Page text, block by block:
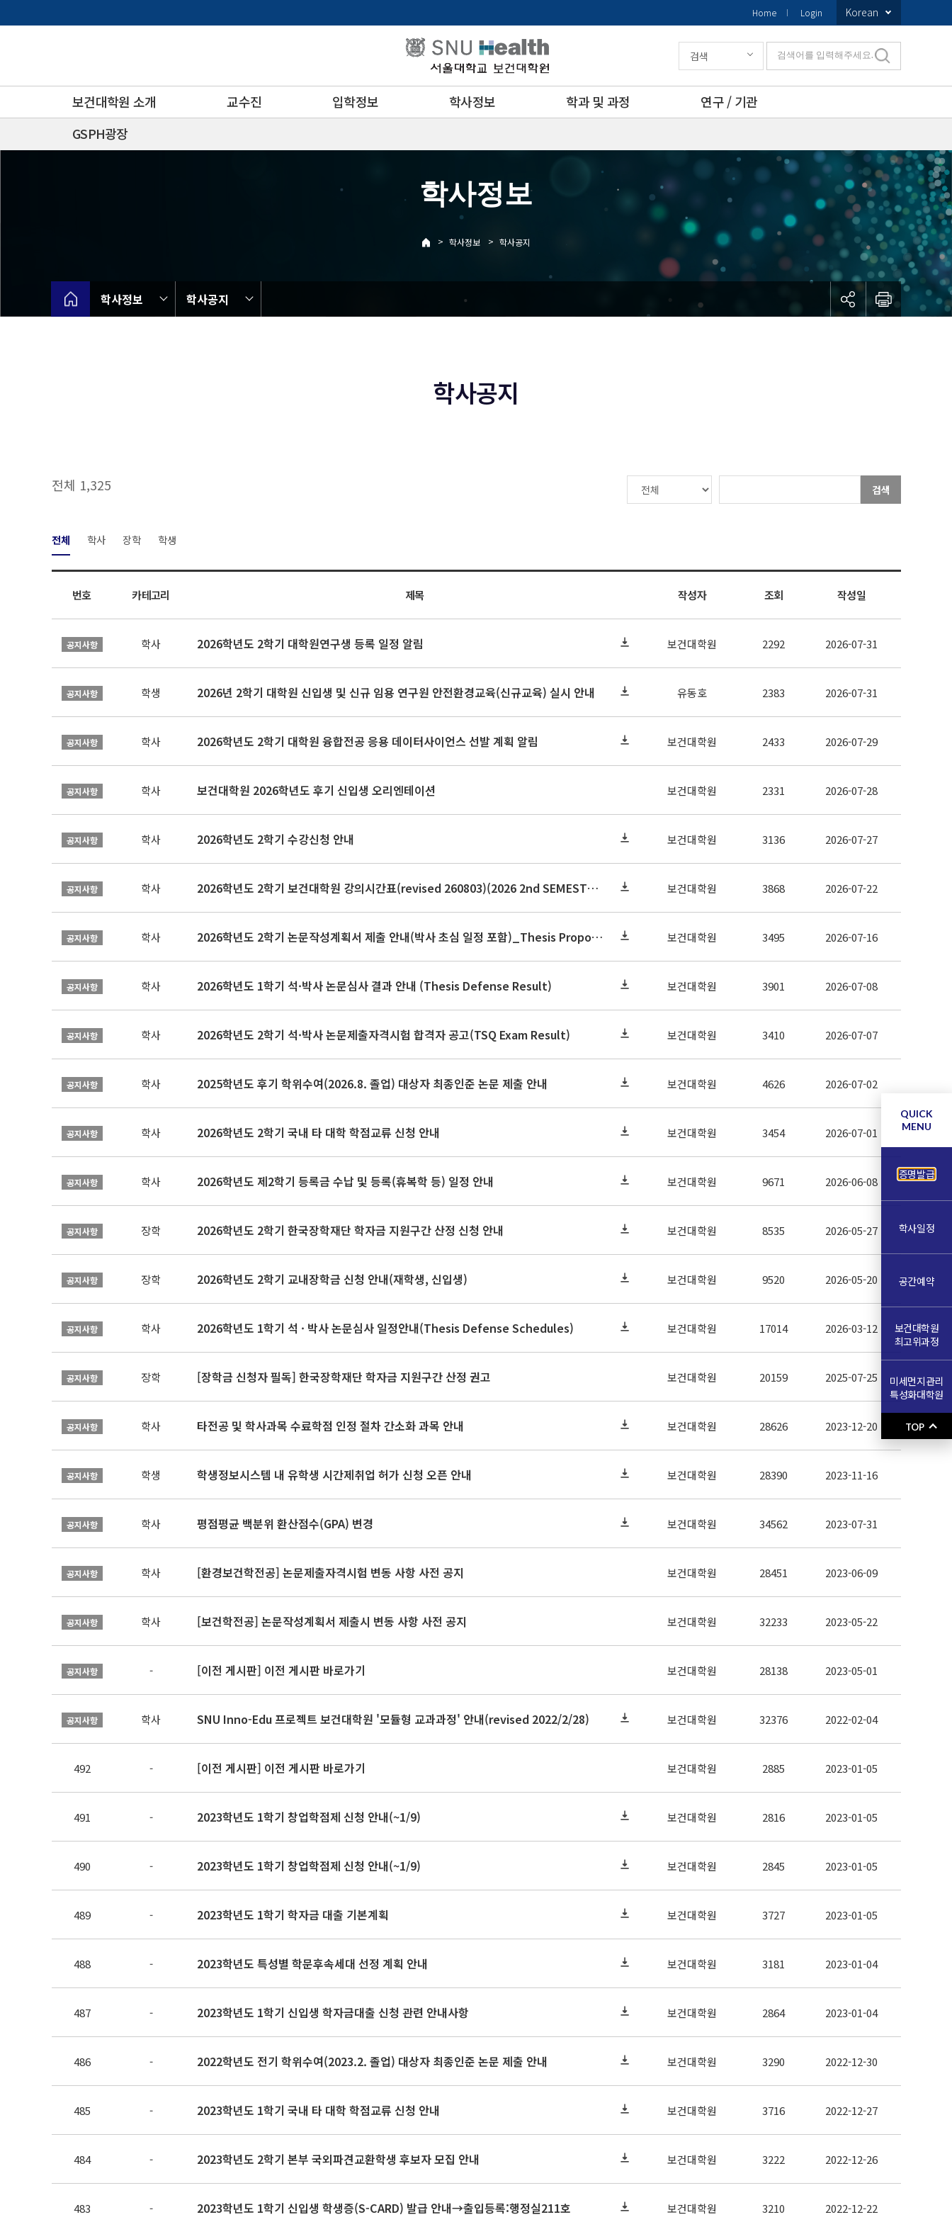
로
Home Login Korean
보건대학원 소개 교수진 입학정보 학사정보 학과 및 과정
연구 / 기관
GSPH광장
검색 검색어를 입력해주세요.
학사정보
> 학사정보 > 학사공지
학사정보 학사공지
학사공지
전체 1,325 검색
전체 학사 장학 학생
번호 카테고리 제목 작성자 조회 작성일
공지사항 학사 2026학년도 2학기 대학원연구생 등록 일정 알림 보건대학원 2292 2026-07-31
공지사항 학생 2026년 2학기 대학원 신입생 및 신규 임용 연구원 안전환경교육(신규교육) 실시 안내 유동호 2383 2026-07-31
공지사항 학사 2026학년도 2학기 대학원 융합전공 응용 데이터사이언스 선발 계획 알림 보건대학원 2433 2026-07-29
공지사항 학사 보건대학원 2026학년도 후기 신입생 오리엔테이션 보건대학원 2331 2026-07-28
공지사항 학사 2026학년도 2학기 수강신청 안내 보건대학원 3136 2026-07-27
공지사항 학사 2026학년도 2학기 보건대학원 강의시간표(revised 260803)(2026 2nd SEMESTER SNU GSPH TIMETABLE) 보건대학원 3868 2026-07-22
공지사항 학사 2026학년도 2학기 논문작성계획서 제출 안내(박사 초심 일정 포함)_Thesis Proposal 보건대학원 3495 2026-07-16
공지사항 학사 2026학년도 1학기 석·박사 논문심사 결과 안내 (Thesis Defense Result) 보건대학원 3901 2026-07-08
공지사항 학사 2026학년도 2학기 석·박사 논문제출자격시험 합격자 공고(TSQ Exam Result) 보건대학원 3410 2026-07-07
공지사항 학사 2025학년도 후기 학위수여(2026.8. 졸업) 대상자 최종인준 논문 제출 안내 보건대학원 4626 2026-07-02
공지사항 학사 2026학년도 2학기 국내 타 대학 학점교류 신청 안내 보건대학원 3454 2026-07-01
공지사항 학사 2026학년도 제2학기 등록금 수납 및 등록(휴복학 등) 일정 안내 보건대학원 9671 2026-06-08
공지사항 장학 2026학년도 2학기 한국장학재단 학자금 지원구간 산정 신청 안내 보건대학원 8535 2026-05-27
공지사항 장학 2026학년도 2학기 교내장학금 신청 안내(재학생, 신입생) 보건대학원 9520 2026-05-20
공지사항 학사 2026학년도 1학기 석 · 박사 논문심사 일정안내(Thesis Defense Schedules) 보건대학원 17014 2026-03-12
공지사항 장학 [장학금 신청자 필독] 한국장학재단 학자금 지원구간 산정 권고 보건대학원 20159 2025-07-25
공지사항 학사 타전공 및 학사과목 수료학점 인정 절차 간소화 과목 안내 보건대학원 28626 2023-12-20
공지사항 학생 학생정보시스템 내 유학생 시간제취업 허가 신청 오픈 안내 보건대학원 28390 2023-11-16
공지사항 학사 평점평균 백분위 환산점수(GPA) 변경 보건대학원 34562 2023-07-31
공지사항 학사 [환경보건학전공] 논문제출자격시험 변동 사항 사전 공지 보건대학원 28451 2023-06-09
공지사항 학사 [보건학전공] 논문작성계획서 제출시 변동 사항 사전 공지 보건대학원 32233 2023-05-22
공지사항 - [이전 게시판] 이전 게시판 바로가기 보건대학원 28138 2023-05-01
공지사항 학사 SNU Inno-Edu 프로젝트 보건대학원 '모듈형 교과과정' 안내(revised 2022/2/28) 보건대학원 32376 2022-02-04
492 - [이전 게시판] 이전 게시판 바로가기 보건대학원 2885 2023-01-05
491 - 2023학년도 1학기 창업학점제 신청 안내(~1/9) 보건대학원 2816 2023-01-05
490 - 2023학년도 1학기 창업학점제 신청 안내(~1/9) 보건대학원 2845 2023-01-05
489 - 2023학년도 1학기 학자금 대출 기본계획 보건대학원 3727 2023-01-05
488 - 2023학년도 특성별 학문후속세대 선정 계획 안내 보건대학원 3181 2023-01-04
487 - 2023학년도 1학기 신입생 학자금대출 신청 관련 안내사항 보건대학원 2864 2023-01-04
486 - 2022학년도 전기 학위수여(2023.2. 졸업) 대상자 최종인준 논문 제출 안내 보건대학원 3290 2022-12-30
485 - 2023학년도 1학기 국내 타 대학 학점교류 신청 안내 보건대학원 3716 2022-12-27
484 - 2023학년도 2학기 본부 국외파견교환학생 후보자 모집 안내 보건대학원 3222 2022-12-26
483 - 2023학년도 1학기 신입생 학생증(S-CARD) 발급 안내→출입등록:행정실211호 보건대학원 3210 2022-12-22
QUICK
MENU
증명발급
학사일정
공간예약
보건대학원
최고위과정
미세먼지관리
특성화대학원
TOP